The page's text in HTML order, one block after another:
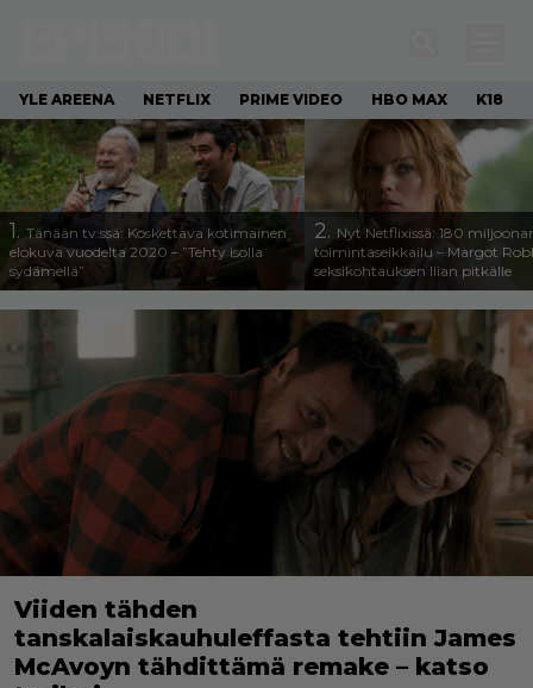
YLE AREENA NETFLIX PRIME VIDEO HBO MAX K18
1. Tänään tv:ssä: Koskettava kotimainen
elokuva vuodelta 2020 – ”Tehty isolla
sydämellä”
2. Nyt Netflixissä: 180
toimintaseikkailu – Margot
seksikohtauksen liian pitkälle
Viiden tähden
tanskalaiskauhuleffasta tehtiin James
McAvoyn tähdittämä remake – katso